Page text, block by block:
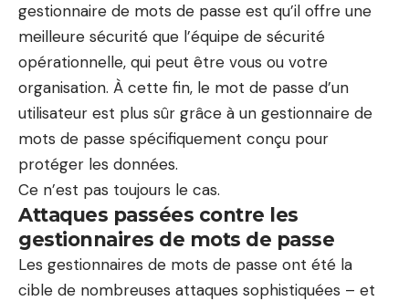
gestionnaire de mots de passe est qu’il offre une
meilleure sécurité que l’équipe de sécurité
opérationnelle, qui peut être vous ou votre
organisation. À cette fin, le mot de passe d’un
utilisateur est plus sûr grâce à un gestionnaire de
mots de passe spécifiquement conçu pour
protéger les données.
Ce n’est pas toujours le cas.
Attaques passées contre les
gestionnaires de mots de passe
Les gestionnaires de mots de passe ont été la
cible de nombreuses attaques sophistiquées – et